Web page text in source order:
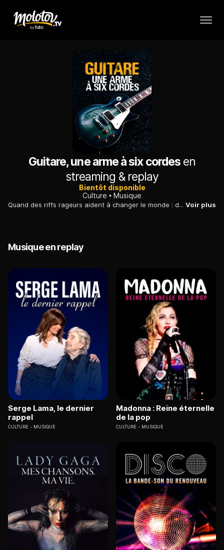
Guitare, une arme à six cordes en
streaming & replay
Bientôt disponible
Culture
Musique
Quand des riffs rageurs aident à changer le monde : du blues des origines au punk rock, l'histoire de la guitare, vue comme un instrument de contestation. Voir plus
Musique en replay
Serge Lama, le dernier
rappel
CULTURE MUSIQUE
Madonna : Reine éternelle
de la pop
CULTURE MUSIQUE